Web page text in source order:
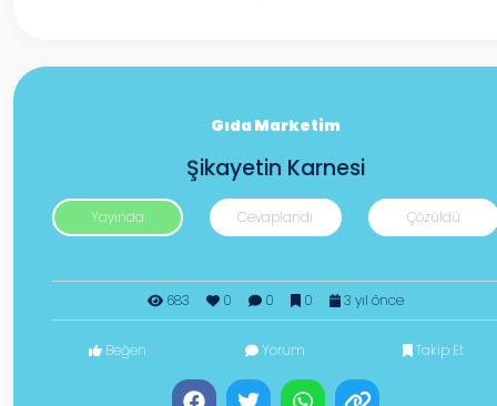
Gıda Marketim
Şikayetin Karnesi
Yayında Cevaplandı Çözüldü
683 0 0 0 3 yıl önce
Beğen Yorum Takip Et